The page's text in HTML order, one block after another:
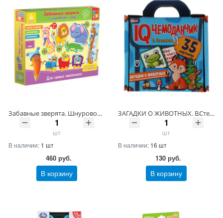
Забавные зверята. Шнуровочка-поезд Артикул VT1501-04-46 ШтрихКод 4820174840136
шт
В наличии: 1 шт
460 руб.
В корзину
ЗАГАДКИ О ЖИВОТНЫХ. В.Степанов. IQ чемоданчик. 35 картинок, в чемоданчике. Умные игры Артикул 323238-13 ШтрихКод 4680107954299
шт
В наличии: 16 шт
130 руб.
В корзину